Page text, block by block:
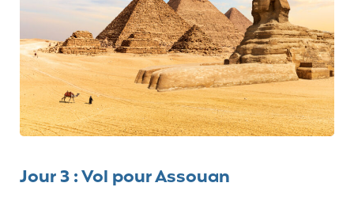
Jour 3 : Vol pour Assouan